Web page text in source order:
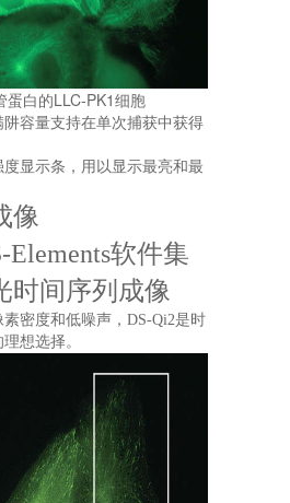
蛋白的LLC-PK1细胞
容量支持在单次捕获中获得
显示条，用以显示最亮和最
像
Elements软件集
时间序列成像
密度和低噪声，DS-Qi2是时
想选择。